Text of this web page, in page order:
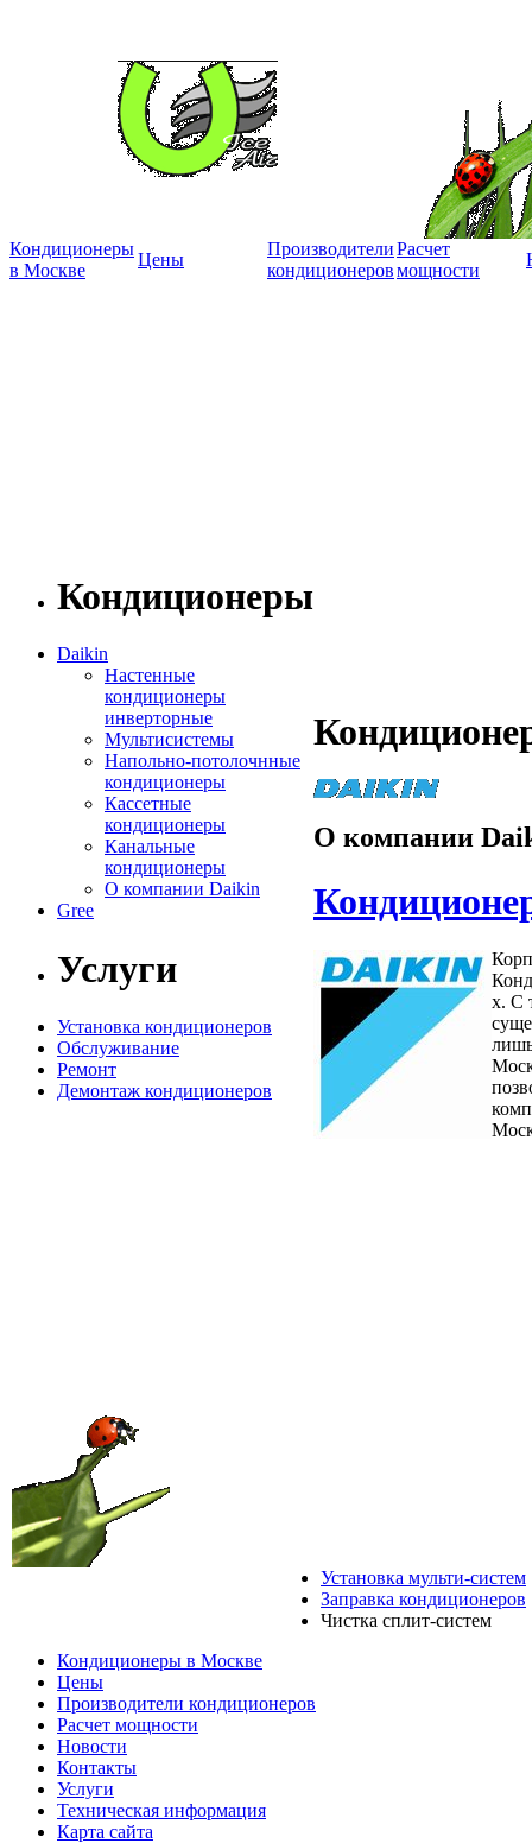
Кондиционеры
в Москве
Цены
Производители
кондиционеров
Расчет
мощности
Кондиционеры
Daikin
Настенные
кондиционеры
инверторные
Мультисистемы
Напольно-потолочнные
кондиционеры
Кассетные
кондиционеры
Канальные
кондиционеры
О компании Daikin
Gree
Услуги
Установка кондиционеров
Обслуживание
Ремонт
Демонтаж кондиционеров
О компании
х. С
Установка мульти-систем
Заправка кондиционеров
Чистка сплит-систем
Кондиционеры в Москве
Цены
Производители кондиционеров
Расчет мощности
Новости
Контакты
Услуги
Техническая информация
Карта сайта